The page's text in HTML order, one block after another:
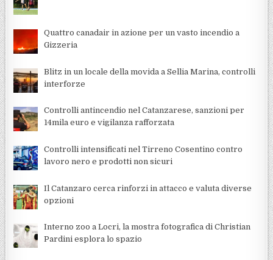
Quattro canadair in azione per un vasto incendio a
Gizzeria
Blitz in un locale della movida a Sellia Marina, controlli
interforze
Controlli antincendio nel Catanzarese, sanzioni per
14mila euro e vigilanza rafforzata
Controlli intensificati nel Tirreno Cosentino contro
lavoro nero e prodotti non sicuri
Il Catanzaro cerca rinforzi in attacco e valuta diverse
opzioni
Interno zoo a Locri, la mostra fotografica di Christian
Pardini esplora lo spazio